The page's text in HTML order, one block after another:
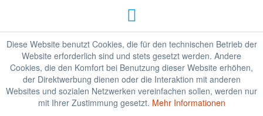
Diese Website benutzt Cookies, die für den technischen Betrieb der
Website erforderlich sind und stets gesetzt werden. Andere
Cookies, die den Komfort bei Benutzung dieser Website erhöhen,
der Direktwerbung dienen oder die Interaktion mit anderen
Websites und sozialen Netzwerken vereinfachen sollen, werden nur
mit Ihrer Zustimmung gesetzt. Mehr Informationen